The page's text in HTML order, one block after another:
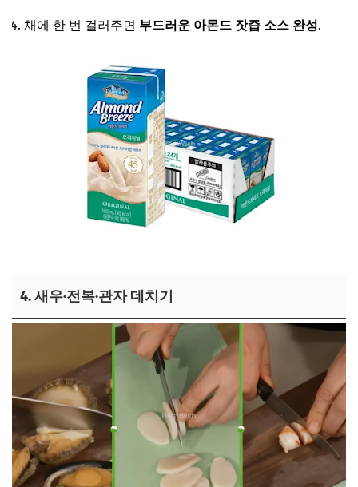
채에 한 번 걸러주면 부드러운 아몬드 잣즙 소스 완성.
4. 새우·전복·관자 데치기